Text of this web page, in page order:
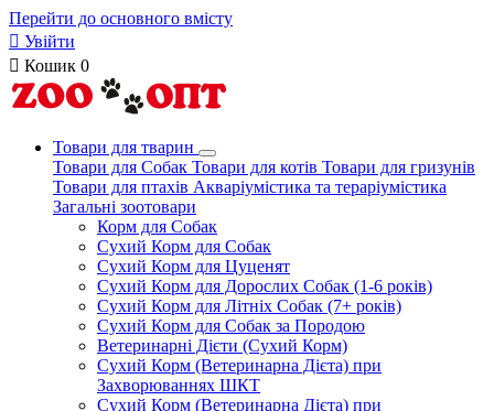
Перейти до основного вмісту
 Увійти
 Кошик 0
Товари для тварин
Товари для Собак Товари для котів Товари для гризунів
Товари для птахів Акваріумістика та тераріумістика
Загальні зоотовари
Корм для Собак
Сухий Корм для Собак
Сухий Корм для Цуценят
Сухий Корм для Дорослих Собак (1-6 років)
Сухий Корм для Літніх Собак (7+ років)
Сухий Корм для Собак за Породою
Ветеринарні Дієти (Сухий Корм)
Сухий Корм (Ветеринарна Дієта) при
Захворюваннях ШКТ
Сухий Корм (Ветеринарна Дієта) при